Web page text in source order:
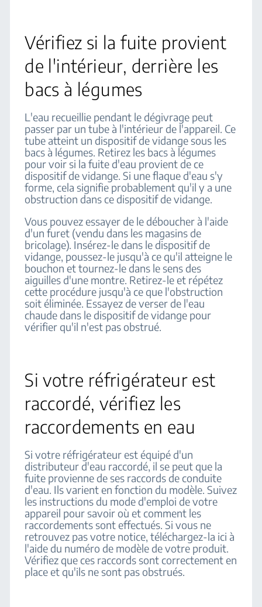
Vérifiez si la fuite provient
de l'intérieur, derrière les
bacs à légumes
L'eau recueillie pendant le dégivrage peut
passer par un tube à l'intérieur de l'appareil. Ce
tube atteint un dispositif de vidange sous les
bacs à légumes. Retirez les bacs à légumes
pour voir si la fuite d'eau provient de ce
dispositif de vidange. Si une flaque d'eau s'y
forme, cela signifie probablement qu'il y a une
obstruction dans ce dispositif de vidange.
Vous pouvez essayer de le déboucher à l'aide
d'un furet (vendu dans les magasins de
bricolage). Insérez-le dans le dispositif de
vidange, poussez-le jusqu'à ce qu'il atteigne le
bouchon et tournez-le dans le sens des
aiguilles d'une montre. Retirez-le et répétez
cette procédure jusqu'à ce que l'obstruction
soit éliminée. Essayez de verser de l'eau
chaude dans le dispositif de vidange pour
vérifier qu'il n'est pas obstrué.
Si votre réfrigérateur est
raccordé, vérifiez les
raccordements en eau
Si votre réfrigérateur est équipé d'un
distributeur d'eau raccordé, il se peut que la
fuite provienne de ses raccords de conduite
d'eau. Ils varient en fonction du modèle. Suivez
les instructions du mode d'emploi de votre
appareil pour savoir où et comment les
raccordements sont effectués. Si vous ne
retrouvez pas votre notice, téléchargez-la ici à
l'aide du numéro de modèle de votre produit.
Vérifiez que ces raccords sont correctement en
place et qu'ils ne sont pas obstrués.